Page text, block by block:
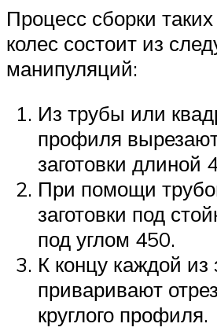
Процесс сборки
колес состоит из
манипуляций:
Из трубы или
профиля
заготовки длиной
При помощи
заготовки под
под углом 450.
К концу каждой из
приваривают
круглого профиля.